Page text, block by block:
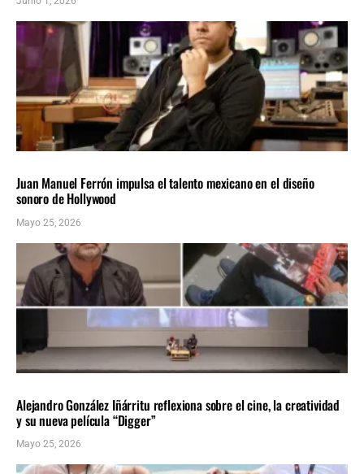
Juan Manuel Ferrón impulsa el talento mexicano en el diseño
sonoro de Hollywood
Mayo 25, 2026
Alejandro González Iñárritu reflexiona sobre el cine, la creatividad
y su nueva película “Digger”
Mayo 25, 2026